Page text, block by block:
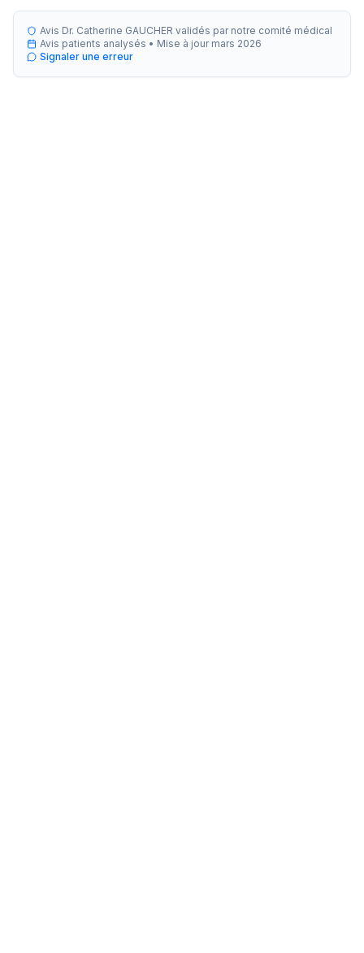
Avis Dr. Catherine GAUCHER validés par notre comité médical
Avis patients analysés • Mise à jour mars 2026
Signaler une erreur